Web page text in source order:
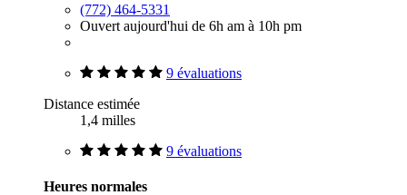
(772) 464-5331
Ouvert aujourd'hui de 6h am à 10h pm
9 évaluations
Distance estimée
1,4 milles
9 évaluations
Heures normales